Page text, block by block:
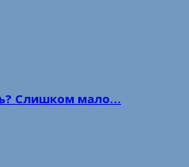
Слишком мало…